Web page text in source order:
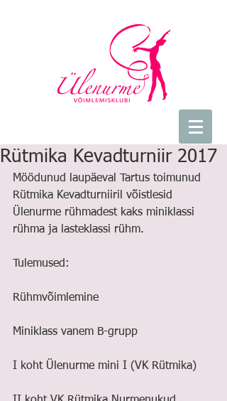
Rütmika Kevadturniir 2017
Möödunud laupäeval Tartus toimunud
Rütmika Kevadturniiril võistlesid
Ülenurme rühmadest kaks miniklassi
rühma ja lasteklassi rühm.
Tulemused:
Rühmvõimlemine
Miniklass vanem B-grupp
I koht Ülenurme mini I (VK Rütmika)